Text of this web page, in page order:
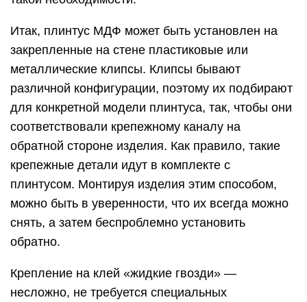
Итак, плинтус МДФ может быть установлен на
закрепленные на стене пластиковые или
металлические клипсы. Клипсы бывают
различной конфигурации, поэтому их подбирают
для конкретной модели плинтуса, так, чтобы они
соответствовали крепежному каналу на
обратной стороне изделия. Как правило, такие
крепежные детали идут в комплекте с
плинтусом. Монтируя изделия этим способом,
можно быть в уверенности, что их всегда можно
снять, а затем беспроблемно установить
обратно.
Крепление на клей «жидкие гвозди» —
несложно, не требуется специальных